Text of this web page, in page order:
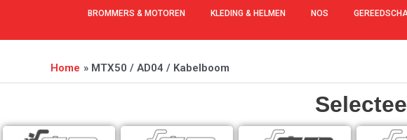
BROMMERS & MOTOREN KLEDING & HELMEN NOS
Home MTX50 / AD04 / Kabelboom